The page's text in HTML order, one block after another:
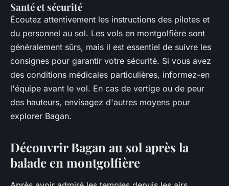
Santé et sécurité
Écoutez attentivement les instructions des pilotes et
du personnel au sol. Les vols en montgolfière sont
généralement sûrs, mais il est essentiel de suivre les
consignes pour garantir votre sécurité. Si vous avez
des conditions médicales particulières, informez-en
l'équipe avant le vol. En cas de vertige ou de peur
des hauteurs, envisagez d'autres moyens pour
explorer Bagan.
Découvrir Bagan au sol après la
balade en montgolfière